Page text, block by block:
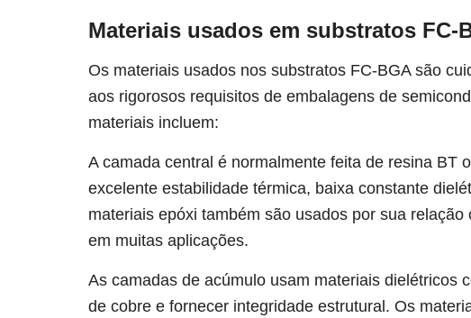
Materiais usados ​​em substratos FC-
Os materiais usados ​​nos substratos FC-BGA são
aos rigorosos requisitos de embalagens de
materiais incluem:
A camada central é normalmente feita de resina BT
excelente estabilidade térmica, baixa constante
materiais epóxi também são usados ​​por sua
em muitas aplicações.
As camadas de acúmulo usam materiais dielétricos
de cobre e fornecer integridade estrutural. Os